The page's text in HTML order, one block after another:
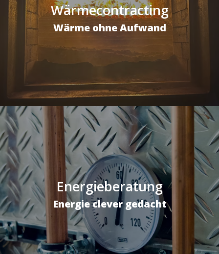
Wärmecontracting
Wärme ohne Aufwand
Energieberatung
Energie clever gedacht